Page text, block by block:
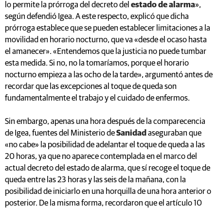
lo permite la prórroga del decreto del estado de alarma»,
según defendió Igea. A este respecto, explicó que dicha
prórroga establece que se pueden establecer limitaciones a la
movilidad en horario nocturno, que va «desde el ocaso hasta
el amanecer». «Entendemos que la justicia no puede tumbar
esta medida. Si no, no la tomaríamos, porque el horario
nocturno empieza a las ocho de la tarde», argumentó antes de
recordar que las excepciones al toque de queda son
fundamentalmente el trabajo y el cuidado de enfermos.
Sin embargo, apenas una hora después de la comparecencia
de Igea, fuentes del Ministerio deSanidad aseguraban que
«no cabe» la posibilidad de adelantar el toque de queda a las
20 horas, ya que no aparece contemplada en el marco del
actual decreto del estado de alarma, que sí recoge el toque de
queda entre las 23 horas y las seis de la mañana, con la
posibilidad de iniciarlo en una horquilla de una hora anterior o
posterior. De la misma forma, recordaron que el artículo 10